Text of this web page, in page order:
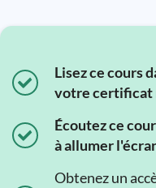
Lisez ce cours
votre certificat
Écoutez ce
à allumer
Obtenez un